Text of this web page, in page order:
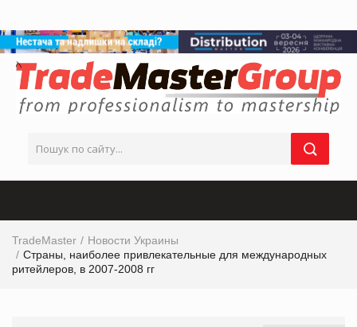
TradeMaster
Новости Украины
Страны, наиболее привлекательные для международных
ритейлеров, в 2007-2008 гг